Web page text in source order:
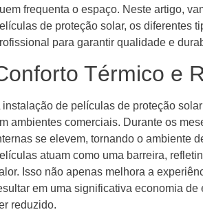
frequenta o espaço. Neste artigo,
de proteção solar, os diferentes
para garantir qualidade e
Térmico e
instalação de películas de proteção
ambientes comerciais. Durante os
se elevem, tornando o ambiente
atuam como uma barreira,
Isso não apenas melhora a
em uma significativa economia
reduzido.